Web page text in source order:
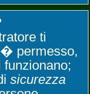
ti
permesso,
sicurezza